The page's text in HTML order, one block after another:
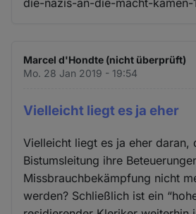
die-nazis-an-die-macht-kamen-
Marcel d'Hondte (nicht überprüft)
Mo. 28 Jan 2019 - 19:54
Vielleicht liegt es ja eher
Vielleicht liegt es ja eher daran,
Bistumsleitung ihre
Missbrauchbekämpfung nicht
werden? Schließlich ist ein